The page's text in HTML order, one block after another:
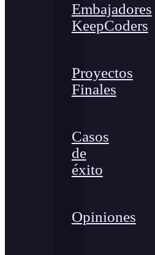
Embajadores
KeepCoders
Proyectos
Finales
Casos
de
éxito
Opiniones